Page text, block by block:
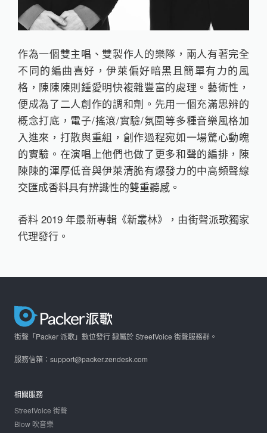
作為一個雙主唱、雙製作人的樂隊，兩人有著完全
不同的編曲喜好，伊萊偏好暗黑且簡單有力的風
格，陳陳陳則鍾愛明快複雜豐富的處理。藝術性，
便成為了二人創作的調和劑。先用一個充滿思辨的
概念打底，電子/搖滾/實驗/氛圍等多種音樂風格加
入進來，打散與重組，創作過程宛如一場驚心動魄
的實驗。在演唱上他們也做了更多和聲的編排，陳
陳陳的渾厚低音與伊萊清脆有爆發力的中高頻聲線
交匯成香料具有辨識性的雙重聽感。
香料 2019 年最新專輯《新叢林》，由街聲派歌獨家
代理發行。
街聲「Packer 派歌」數位發行 隸屬於 StreetVoice 街聲服務群。
服務信箱：support@packer.zendesk.com
相關服務
StreetVoice 街聲
Blow 吹音樂